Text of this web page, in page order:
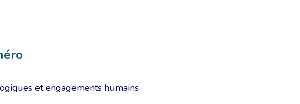
et engagements humains